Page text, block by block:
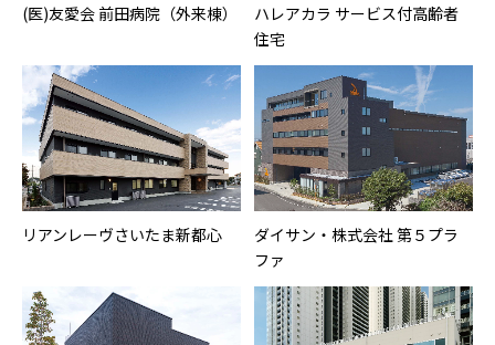
(医)友愛会 前田病院（外来棟）
ハレアカラ サービス付高齢者
住宅
リアンレーヴさいたま新都心
ダイサン・株式会社 第５プラ
ファ